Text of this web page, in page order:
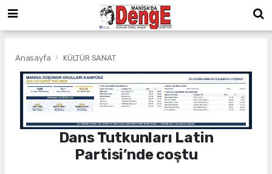
Anasayfa KÜLTÜR SANAT
Dans Tutkunları Latin
Partisi’nde coştu